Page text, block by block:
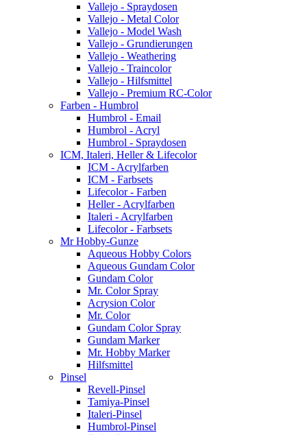
Vallejo - Spraydosen
Vallejo - Metal Color
Vallejo - Model Wash
Vallejo - Grundierungen
Vallejo - Weathering
Vallejo - Traincolor
Vallejo - Hilfsmittel
Vallejo - Premium RC-Color
Farben - Humbrol
Humbrol - Email
Humbrol - Acryl
Humbrol - Spraydosen
ICM, Italeri, Heller & Lifecolor
ICM - Acrylfarben
ICM - Farbsets
Lifecolor - Farben
Heller - Acrylfarben
Italeri - Acrylfarben
Lifecolor - Farbsets
Mr Hobby-Gunze
Aqueous Hobby Colors
Aqueous Gundam Color
Gundam Color
Mr. Color Spray
Acrysion Color
Mr. Color
Gundam Color Spray
Gundam Marker
Mr. Hobby Marker
Hilfsmittel
Pinsel
Revell-Pinsel
Tamiya-Pinsel
Italeri-Pinsel
Humbrol-Pinsel